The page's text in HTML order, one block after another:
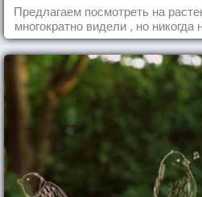
Предлагаем посмотреть на
многократно видели , но
употребляете